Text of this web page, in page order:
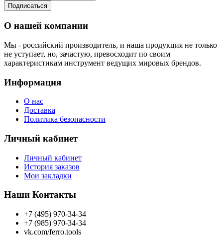
Подписаться
О нашей компании
Мы - российский производитель, и наша продукция не только
не уступает, но, зачастую, превосходит по своим
характеристикам инструмент ведущих мировых брендов.
Информация
О нас
Доставка
Политика безопасности
Личный кабинет
Личный кабинет
История заказов
Мои закладки
Наши Контакты
+7 (495) 970-34-34
+7 (985) 970-34-34
vk.com/ferro.tools